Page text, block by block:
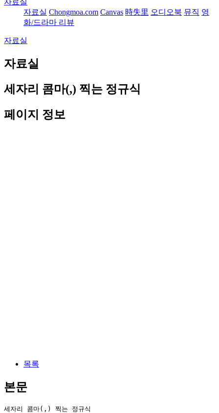
자료실
자료실 Chongmoa.com Canvas 時失里 오디오북 뮤직 영
화/드라마 리뷰
자료실
자료실
세자리 콤마(,) 찍는 정규식
페이지 정보
목록
본문
세자리 콤마(,) 찍는 정규식